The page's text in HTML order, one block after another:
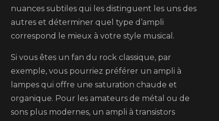
nuances subtiles qui les distinguent les uns des
autres et déterminer quel type d’ampli
correspond le mieux à votre style musical.
Si vous êtes un fan du rock classique, par
exemple, vous pourriez préférer un ampli à
lampes qui offre une saturation chaude et
organique. Pour les amateurs de métal ou de
sons plus modernes, un ampli à transistors